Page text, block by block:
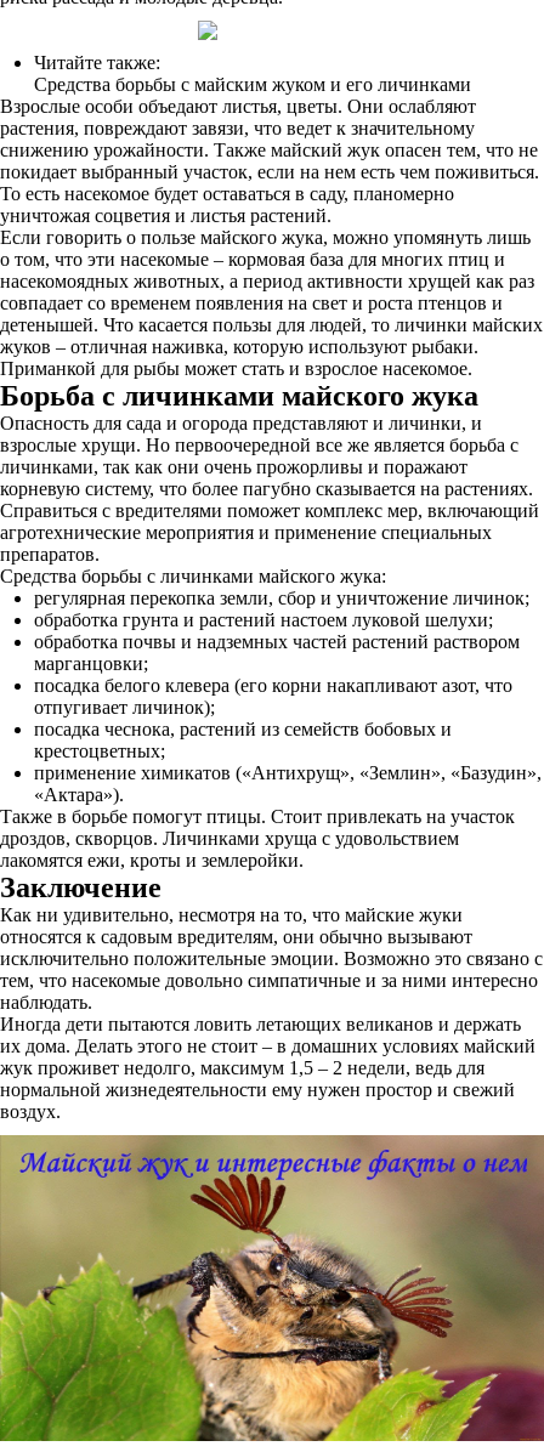
Читайте также:
Средства борьбы с майским жуком и его личинками
Взрослые особи объедают листья, цветы. Они ослабляют
растения, повреждают завязи, что ведет к значительному
снижению урожайности. Также майский жук опасен тем, что не
покидает выбранный участок, если на нем есть чем поживиться.
То есть насекомое будет оставаться в саду, планомерно
уничтожая соцветия и листья растений.
Если говорить о пользе майского жука, можно упомянуть лишь
о том, что эти насекомые – кормовая база для многих птиц и
насекомоядных животных, а период активности хрущей как раз
совпадает со временем появления на свет и роста птенцов и
детенышей. Что касается пользы для людей, то личинки майских
жуков – отличная наживка, которую используют рыбаки.
Приманкой для рыбы может стать и взрослое насекомое.
Борьба с личинками майского жука
Опасность для сада и огорода представляют и личинки, и
взрослые хрущи. Но первоочередной все же является борьба с
личинками, так как они очень прожорливы и поражают
корневую систему, что более пагубно сказывается на растениях.
Справиться с вредителями поможет комплекс мер, включающий
агротехнические мероприятия и применение специальных
препаратов.
Средства борьбы с личинками майского жука:
регулярная перекопка земли, сбор и уничтожение личинок;
обработка грунта и растений настоем луковой шелухи;
обработка почвы и надземных частей растений раствором
марганцовки;
посадка белого клевера (его корни накапливают азот, что
отпугивает личинок);
посадка чеснока, растений из семейств бобовых и
крестоцветных;
применение химикатов («Антихрущ», «Землин», «Базудин»,
«Актара»).
Также в борьбе помогут птицы. Стоит привлекать на участок
дроздов, скворцов. Личинками хруща с удовольствием
лакомятся ежи, кроты и землеройки.
Заключение
Как ни удивительно, несмотря на то, что майские жуки
относятся к садовым вредителям, они обычно вызывают
исключительно положительные эмоции. Возможно это связано с
тем, что насекомые довольно симпатичные и за ними интересно
наблюдать.
Иногда дети пытаются ловить летающих великанов и держать
их дома. Делать этого не стоит – в домашних условиях майский
жук проживет недолго, максимум 1,5 – 2 недели, ведь для
нормальной жизнедеятельности ему нужен простор и свежий
воздух.